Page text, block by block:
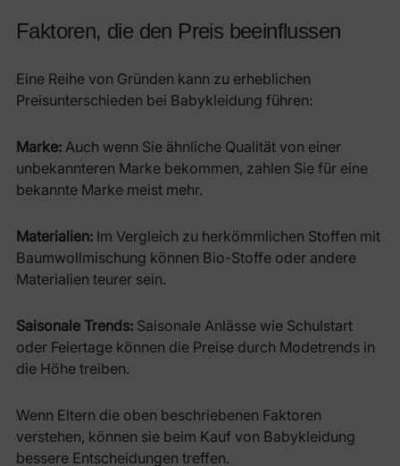
Faktoren, die den Preis beeinflussen
Eine Reihe von Gründen kann zu erheblichen
Preisunterschieden bei Babykleidung führen:
Marke: Auch wenn Sie ähnliche Qualität von einer
unbekannteren Marke bekommen, zahlen Sie für eine
bekannte Marke meist mehr.
Materialien: Im Vergleich zu herkömmlichen Stoffen mit
Baumwollmischung können Bio-Stoffe oder andere
Materialien teurer sein.
Saisonale Trends: Saisonale Anlässe wie Schulstart
oder Feiertage können die Preise durch Modetrends in
die Höhe treiben.
Wenn Eltern die oben beschriebenen Faktoren
verstehen, können sie beim Kauf von Babykleidung
bessere Entscheidungen treffen.